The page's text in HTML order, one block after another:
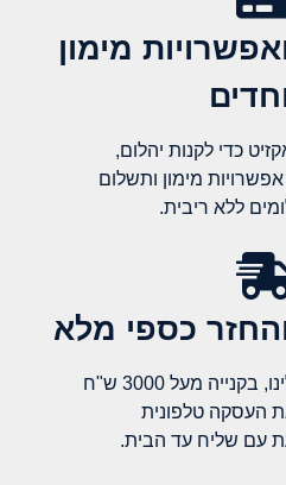
מימון
כדי לקנות יהלום,
אפשרויות מימון ותשלום
כספי מלא​
מעל 3000 ש"ח
העסקה טלפונית
עם שליח עד הבית.